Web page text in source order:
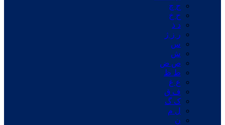
ج چ
ح خ
د ذ
ر ز ژ
س
ش
ص ض
ط ظ
ع غ
ف ق
ک گ
ل م
ن